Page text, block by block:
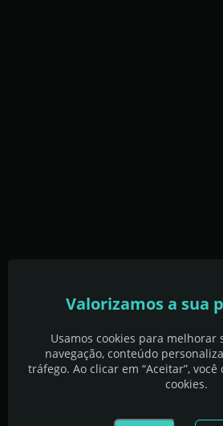
Valorizamos a sua
Usamos cookies para melhorar
navegação, conteúdo
tráfego. Ao clicar em “Aceitar”,
cookies.